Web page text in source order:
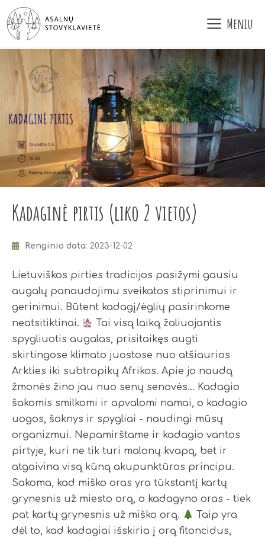
Pereiti
prie
turinio
Meniu
Kadaginė pirtis (liko 2 vietos)
Renginio data: 2023-12-02
Lietuviškos pirties tradicijos pasižymi gausiu
augalų panaudojimu sveikatos stiprinimui ir
gerinimui. Būtent kadagį/ėglių pasirinkome
neatsitiktinai.
Tai visą laiką žaliuojantis
spygliuotis augalas, prisitaikęs augti
skirtingose klimato juostose nuo atšiaurios
Arkties iki subtropikų Afrikos. Apie jo naudą
žmonės žino jau nuo senų senovės… Kadagio
šakomis smilkomi ir apvalomi namai, o kadagio
uogos, šaknys ir spygliai - naudingi mūsų
organizmui. Nepamirštame ir kadagio vantos
pirtyje, kuri ne tik turi malonų kvapą, bet ir
atgaivina visą kūną akupunktūros principu.
Sakoma, kad miško oras yra tūkstantį kartų
grynesnis už miesto orą, o kadagyno oras - tiek
pat kartų grynesnis už miško orą.
Taip yra
dėl to, kad kadagiai išskiria į orą fitoncidus,